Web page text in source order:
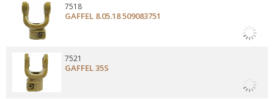
GAFFEL 8.05.18 509083751
7518
GAFFEL 35S
7521